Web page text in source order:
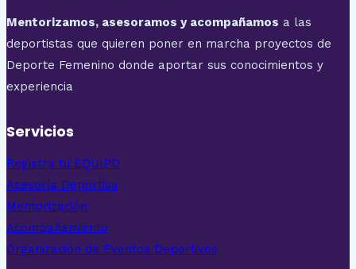
Mentorizamos, asesoramos y acompañamos a las
deportistas que quieren poner en marcha proyectos de
Deporte Femenino donde aportar sus conocimientos y
experiencia
Servicios
Registra tu EQUIPO
Asesoría Deportiva
Mentorización
Acompañamiento
Organización de Eventos Deportivos